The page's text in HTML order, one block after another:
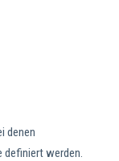
denen
definiert werden.